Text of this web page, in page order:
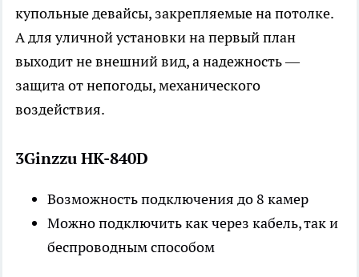
купольные девайсы, закрепляемые на потолке.
А для уличной установки на первый план
выходит не внешний вид, а надежность —
защита от непогоды, механического
воздействия.
3Ginzzu HK-840D
Возможность подключения до 8 камер
Можно подключить как через кабель, так и
беспроводным способом